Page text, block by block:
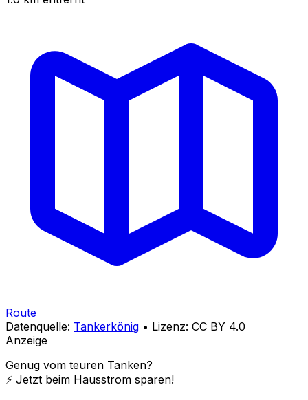
Route
Datenquelle: Tankerkönig • Lizenz: CC BY 4.0
Anzeige
Genug vom teuren Tanken?
⚡️ Jetzt beim Hausstrom sparen!